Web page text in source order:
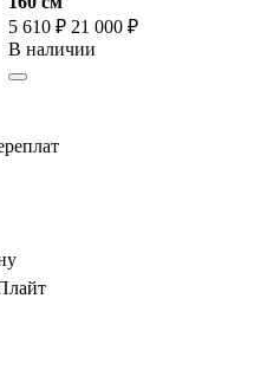
5 610 ₽ 21 000 ₽
В наличии